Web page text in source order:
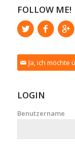
FOLLOW ME!
Ja, ich
LOGIN
Benutzername